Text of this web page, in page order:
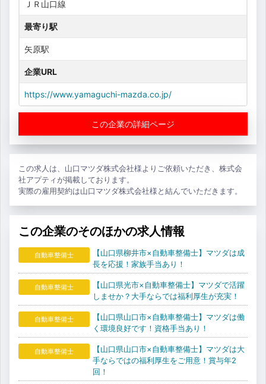
ＪＲ山口線
最寄り駅
矢原駅
企業URL
https://www.yamaguchi-mazda.co.jp/
この企業の詳細ページ
この求人は、山口マツダ株式会社様よりご依頼いただき、株式会
社アプティが掲載しております。
実際の雇用契約は山口マツダ株式会社様と結んでいただきます。
この企業のそのほかの求人情報
自動車整備士
【山口県柳井市×自動車整備士】マツダは成
長を応援！家族手当あり！
自動車整備士
【山口県光市×自動車整備士】マツダで活躍
しませか？大手ならでは福利厚生が充実！
自動車整備士
【山口県山口市×自動車整備士】マツダは働
く環境良好です！資格手当あり！
自動車整備士
【山口県山口市×自動車整備士】マツダは大
手ならではの福利厚生をご用意！賞与年2
回！